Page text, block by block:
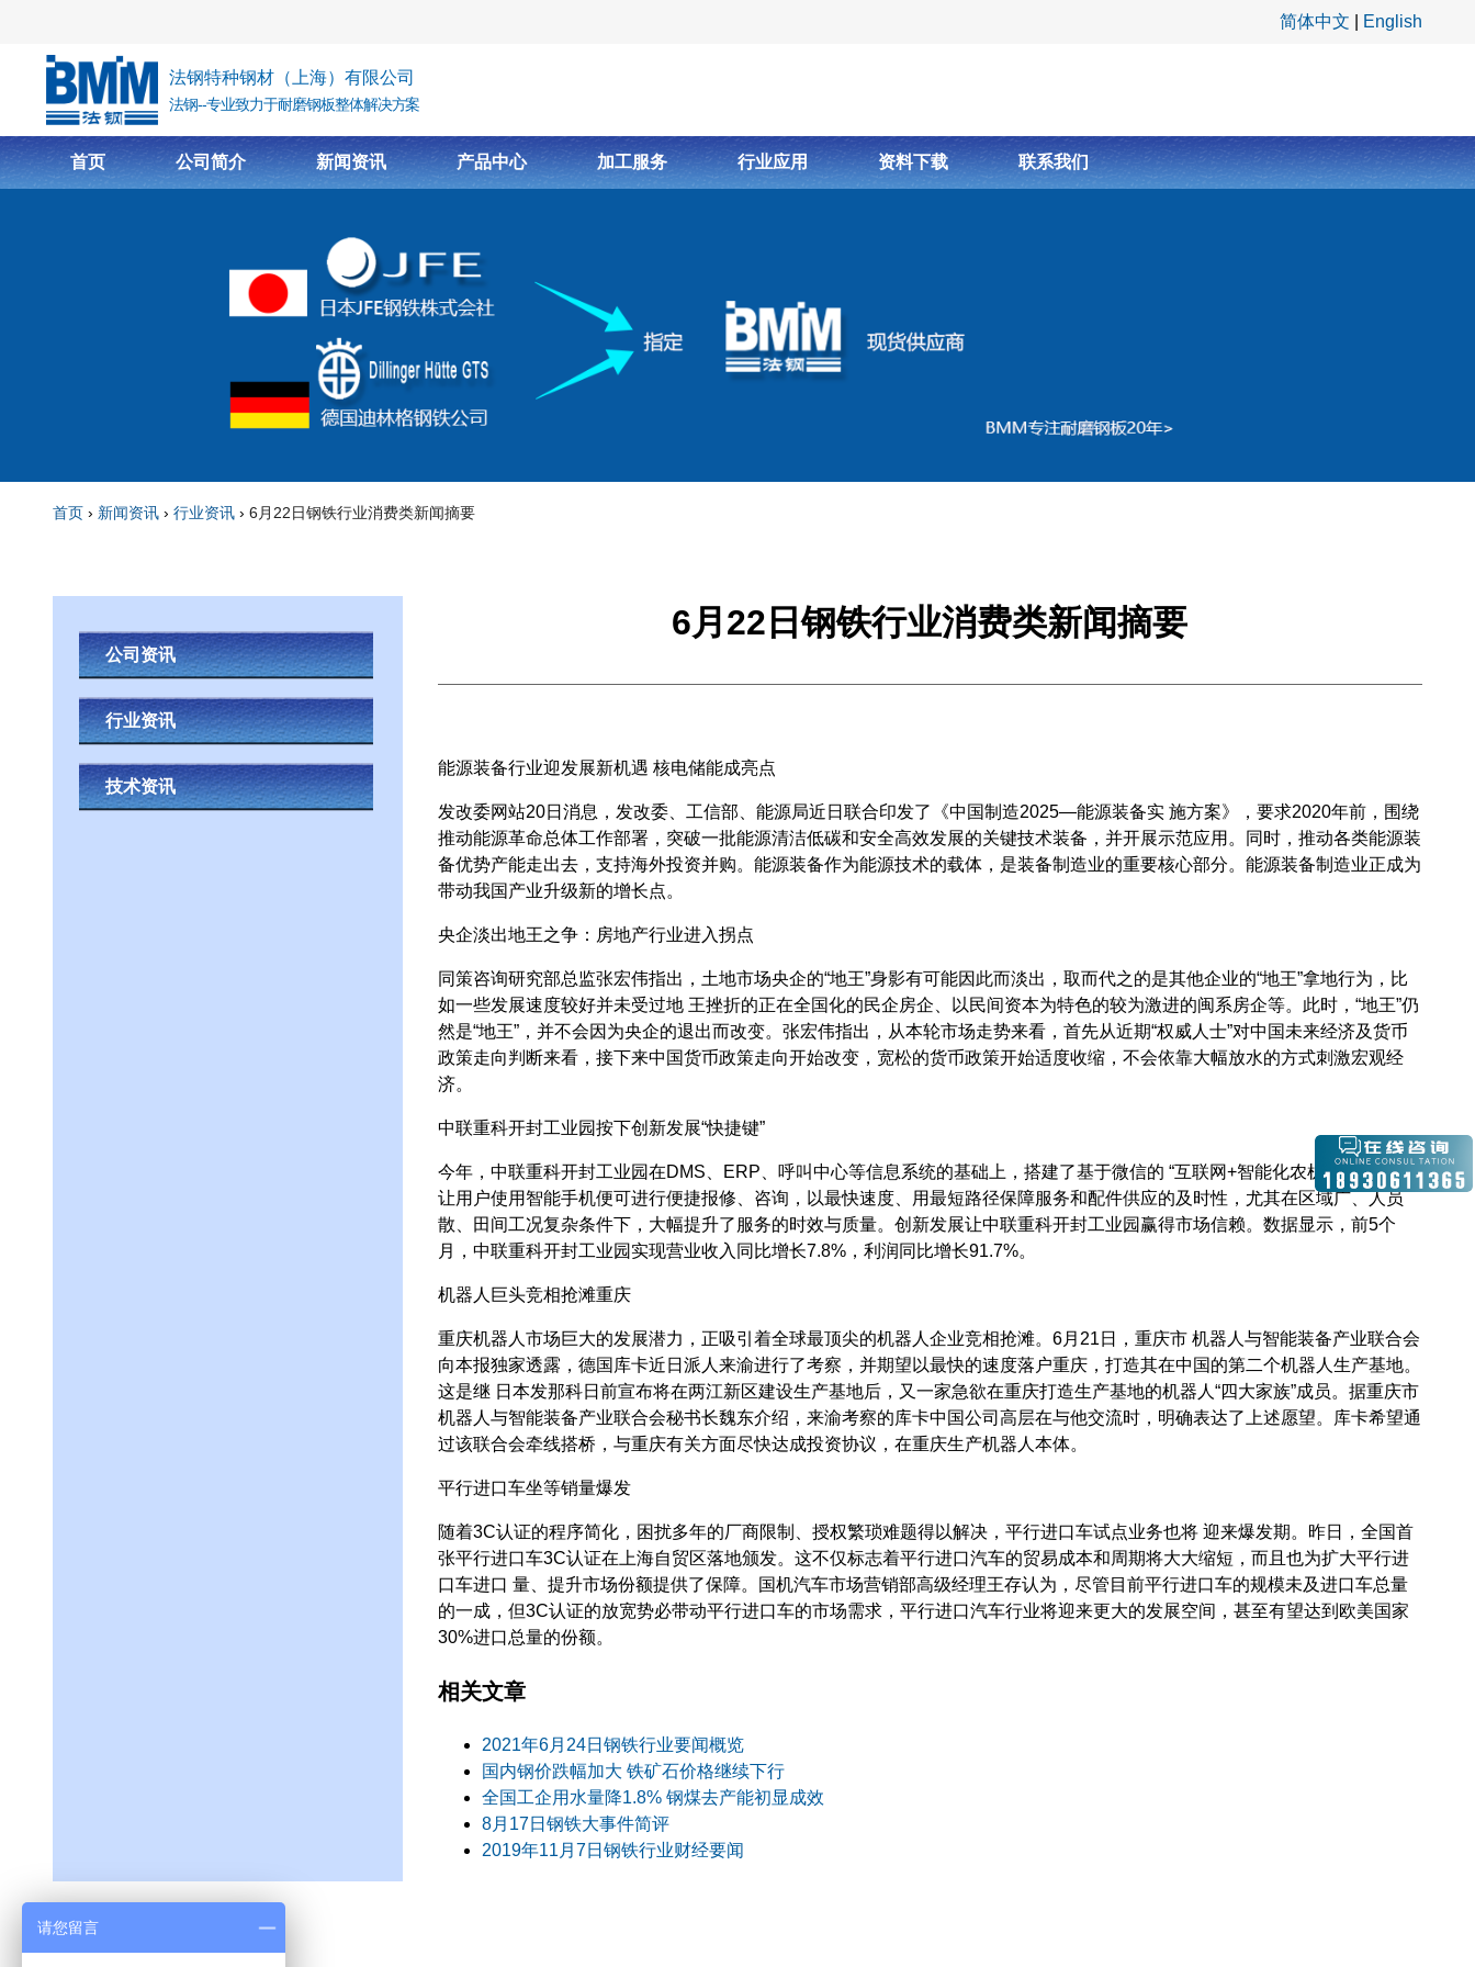
简体中文 English
法钢特种钢材（上海）有限公司
法钢--专业致力于耐磨钢板整体解决方案
首页 公司简介 新闻资讯 产品中心 加工服务 行业应用 资料下载 联系我们
首页 › 新闻资讯 › 行业资讯 › 6月22日钢铁行业消费类新闻摘要
6月22日钢铁行业消费类新闻摘要
能源装备行业迎发展新机遇 核电储能成亮点
发改委网站20日消息，发改委、工信部、能源局近日联合印发了《中国制造2025—能源装备实 施方案》，要求2020年前，围绕
推动能源革命总体工作部署，突破一批能源清洁低碳和安全高效发展的关键技术装备，并开展示范应用。同时，推动各类能源装
备优势产能走出去，支持海外投资并购。能源装备作为能源技术的载体，是装备制造业的重要核心部分。能源装备制造业正成为
带动我国产业升级新的增长点。
央企淡出地王之争：房地产行业进入拐点
同策咨询研究部总监张宏伟指出，土地市场央企的“地王”身影有可能因此而淡出，取而代之的是其他企业的“地王”拿地行为，比
如一些发展速度较好并未受过地 王挫折的正在全国化的民企房企、以民间资本为特色的较为激进的闽系房企等。此时，“地王”仍
然是“地王”，并不会因为央企的退出而改变。张宏伟指出，从本轮市场走势来看，首先从近期“权威人士”对中国未来经济及货币
政策走向判断来看，接下来中国货币政策走向开始改变，宽松的货币政策开始适度收缩，不会依靠大幅放水的方式刺激宏观经
济。
中联重科开封工业园按下创新发展“快捷键”
今年，中联重科开封工业园在DMS、ERP、呼叫中心等信息系统的基础上，搭建了基于微信的 “互联网+智能化农机服务平台”，
让用户使用智能手机便可进行便捷报修、咨询，以最快速度、用最短路径保障服务和配件供应的及时性，尤其在区域广、人员
散、田间工况复杂条件下，大幅提升了服务的时效与质量。创新发展让中联重科开封工业园赢得市场信赖。数据显示，前5个
月，中联重科开封工业园实现营业收入同比增长7.8%，利润同比增长91.7%。
机器人巨头竞相抢滩重庆
重庆机器人市场巨大的发展潜力，正吸引着全球最顶尖的机器人企业竞相抢滩。6月21日，重庆市 机器人与智能装备产业联合会
向本报独家透露，德国库卡近日派人来渝进行了考察，并期望以最快的速度落户重庆，打造其在中国的第二个机器人生产基地。
这是继 日本发那科日前宣布将在两江新区建设生产基地后，又一家急欲在重庆打造生产基地的机器人“四大家族”成员。据重庆市
机器人与智能装备产业联合会秘书长魏东介绍，来渝考察的库卡中国公司高层在与他交流时，明确表达了上述愿望。库卡希望通
过该联合会牵线搭桥，与重庆有关方面尽快达成投资协议，在重庆生产机器人本体。
平行进口车坐等销量爆发
随着3C认证的程序简化，困扰多年的厂商限制、授权繁琐难题得以解决，平行进口车试点业务也将 迎来爆发期。昨日，全国首
张平行进口车3C认证在上海自贸区落地颁发。这不仅标志着平行进口汽车的贸易成本和周期将大大缩短，而且也为扩大平行进
口车进口 量、提升市场份额提供了保障。国机汽车市场营销部高级经理王存认为，尽管目前平行进口车的规模未及进口车总量
的一成，但3C认证的放宽势必带动平行进口车的市场需求，平行进口汽车行业将迎来更大的发展空间，甚至有望达到欧美国家
30%进口总量的份额。
相关文章
2021年6月24日钢铁行业要闻概览
国内钢价跌幅加大 铁矿石价格继续下行
全国工企用水量降1.8% 钢煤去产能初显成效
8月17日钢铁大事件简评
2019年11月7日钢铁行业财经要闻
公司资讯
行业资讯
技术资讯
请您留言